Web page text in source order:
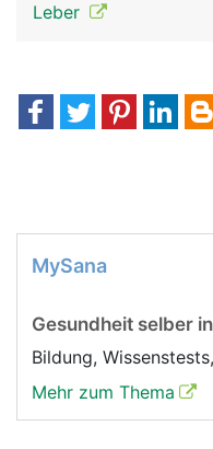
Leber
MySana
Gesundheit selber
Bildung,
Mehr zum Thema